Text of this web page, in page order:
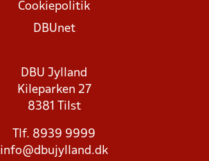
Cookiepolitik
DBUnet
DBU Jylland
Kileparken 27
8381 Tilst
Tlf. 8939 9999
info@dbujylland.dk